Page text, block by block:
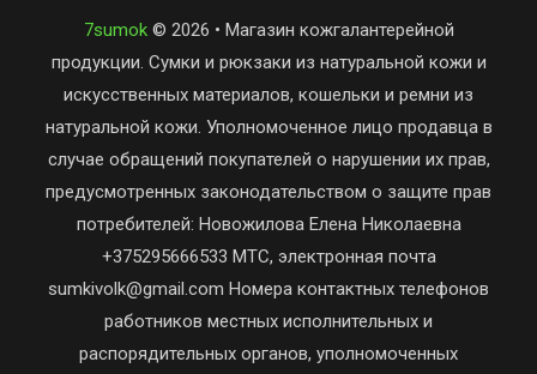
7sumok© 2026 • Магазин кожгалантерейной
продукции. Сумки и рюкзаки из натуральной кожи и
искусственных материалов, кошельки и ремни из
натуральной кожи. Уполномоченное лицо продавца в
случае обращений покупателей о нарушении их прав,
предусмотренных законодательством о защите прав
потребителей: Новожилова Елена Николаевна
+375295666533 МТС, электронная почта
sumkivolk@gmail.com Номера контактных телефонов
работников местных исполнительных и
распорядительных органов, уполномоченных